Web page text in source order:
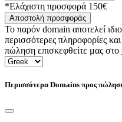
*Ελάχιστη προσφορά 150€
Αποστολή προσφοράς
Το παρόν domain αποτελεί
περισσότερες πληροφορίες
πώληση επισκεφθείτε μας στο
Περισσότερα Domains προς